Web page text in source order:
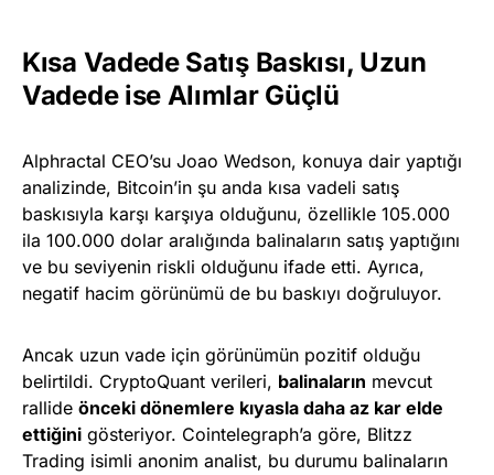
Kısa Vadede Satış Baskısı, Uzun
Vadede ise Alımlar Güçlü
Alphractal CEO’su Joao Wedson, konuya dair yaptığı
analizinde, Bitcoin’in şu anda kısa vadeli satış
baskısıyla karşı karşıya olduğunu, özellikle 105.000
ila 100.000 dolar aralığında balinaların satış yaptığını
ve bu seviyenin riskli olduğunu ifade etti. Ayrıca,
negatif hacim görünümü de bu baskıyı doğruluyor.
Ancak uzun vade için görünümün pozitif olduğu
belirtildi. CryptoQuant verileri, balinaların mevcut
rallide önceki dönemlere kıyasla daha az kar elde
ettiğini gösteriyor. Cointelegraph’a göre, Blitzz
Trading isimli anonim analist, bu durumu balinaların